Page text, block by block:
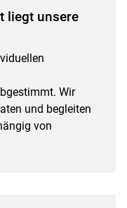
liegt unsere
Wir
und begleiten
von